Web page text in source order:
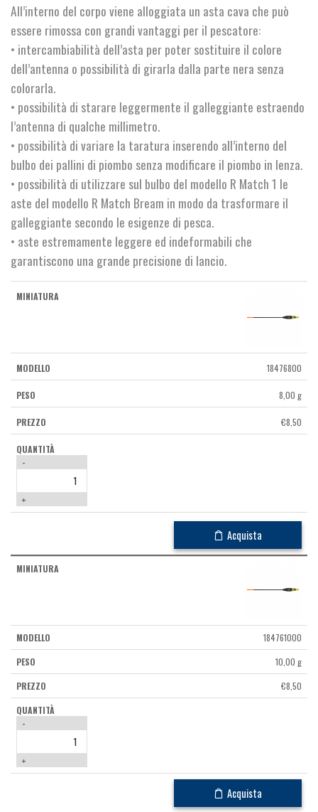
All’interno del corpo viene alloggiata un asta cava che può
essere rimossa con grandi vantaggi per il pescatore:
• intercambiabilità dell’asta per poter sostituire il colore
dell’antenna o possibilità di girarla dalla parte nera senza
colorarla.
• possibilità di starare leggermente il galleggiante estraendo
l’antenna di qualche millimetro.
• possibilità di variare la taratura inserendo all’interno del
bulbo dei pallini di piombo senza modificare il piombo in lenza.
• possibilità di utilizzare sul bulbo del modello R Match 1 le
aste del modello R Match Bream in modo da trasformare il
galleggiante secondo le esigenze di pesca.
• aste estremamente leggere ed indeformabili che
garantiscono una grande precisione di lancio.
18476800
8,00 g
€8,50
-
+
Acquista
184761000
10,00 g
€8,50
-
+
Acquista